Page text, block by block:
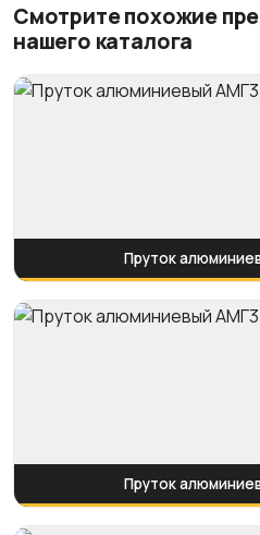
Смотрите похожие
нашего каталога
Пруток
Пруток